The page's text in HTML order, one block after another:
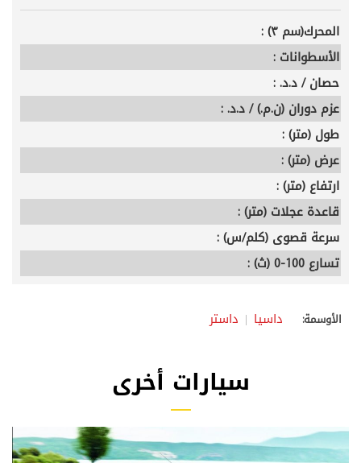
المحرك(سم ٣) :
الأسطوانات :
حصان / د.د. :
عزم دوران (ن.م.) / د.د. :
طول (متر) :
عرض (متر) :
ارتفاع (متر) :
قاعدة عجلات (متر) :
سرعة قصوى (كلم/س) :
تسارع 100-0 (ث) :
الأوسمة: داسيا داستر
سيارات أخرى